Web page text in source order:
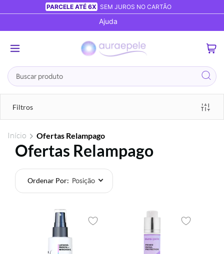
PARCELE ATÉ 6X SEM JUROS NO CARTÃO
Ajuda
Busca
Ofertas Relampago
Foram
encontrados:
Ordenar Por
Adicionar aos favoritos Adicionar
Início Ofertas Relampago
Filtros